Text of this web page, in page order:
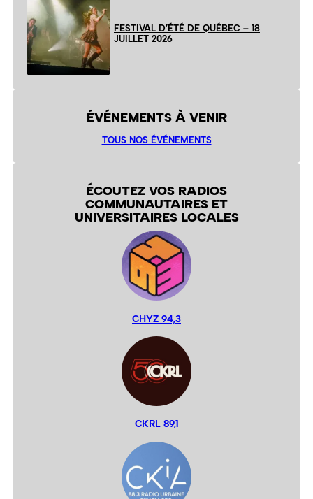
FESTIVAL D’ÉTÉ DE QUÉBEC – 18
JUILLET 2026
ÉVÉNEMENTS À VENIR
TOUS NOS ÉVÉNEMENTS
ÉCOUTEZ VOS RADIOS
COMMUNAUTAIRES ET
UNIVERSITAIRES LOCALES
CHYZ 94,3
CKRL 89,1